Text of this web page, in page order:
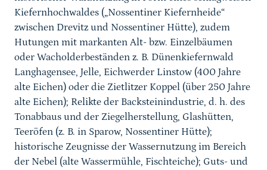
Kiefernhochwaldes („Nossentiner Kiefernheide“
zwischen Drevitz und Nossentiner Hütte), zudem
Hutungen mit markanten Alt- bzw. Einzelbäumen
oder Wacholderbeständen z. B. Dünenkiefernwald
Langhagensee, Jelle, Eichwerder Linstow (400 Jahre
alte Eichen) oder die Zietlitzer Koppel (über 250 Jahre
alte Eichen); Relikte der Backsteinindustrie, d. h. des
Tonabbaus und der Ziegelherstellung, Glashütten,
Teeröfen (z. B. in Sparow, Nossentiner Hütte);
historische Zeugnisse der Wassernutzung im Bereich
der Nebel (alte Wassermühle, Fischteiche); Guts- und